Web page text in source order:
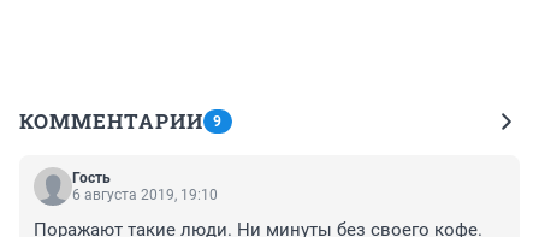
КОММЕНТАРИИ 9
Гость
6 августа 2019, 19:10
Поражают такие люди. Ни минуты без своего кофе.